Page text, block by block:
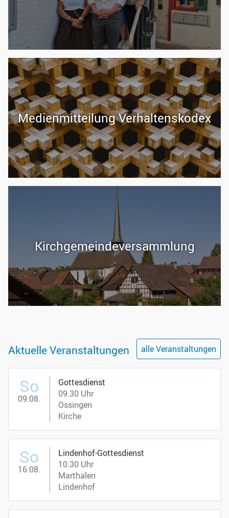
Me­di­en­mit­tei­lung Ver­hal­tens­ko­dex
Kirch­ge­mein­de­ver­samm­lung
Aktuelle Veranstaltungen alle Veranstaltungen
So
09.08.
Gottesdienst
09.30 Uhr
Ossingen
Kirche
So
16.08.
Lindenhof-Gottesdienst
10.30 Uhr
Marthalen
Lindenhof